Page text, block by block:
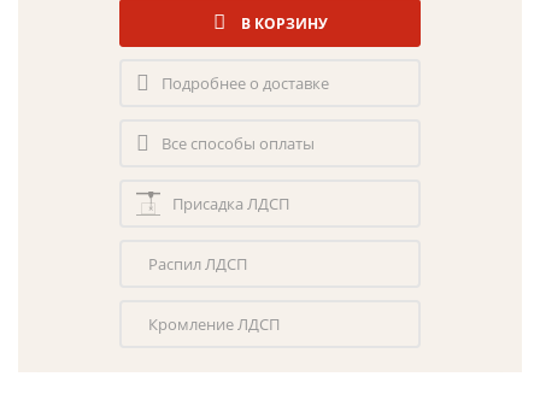
В КОРЗИНУ
Подробнее о доставке
Все способы оплаты
Присадка ЛДСП
Распил ЛДСП
Кромление ЛДСП